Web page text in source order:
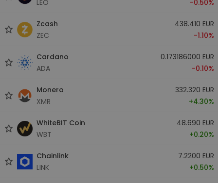
LEO
-0.50%
Zcash
ZEC
438.410 EUR
-1.10%
Cardano
ADA
0.173186000 EUR
-0.10%
Monero
XMR
332.320 EUR
+4.30%
WhiteBIT Coin
WBT
48.690 EUR
+0.20%
Chainlink
LINK
7.2200 EUR
+0.50%